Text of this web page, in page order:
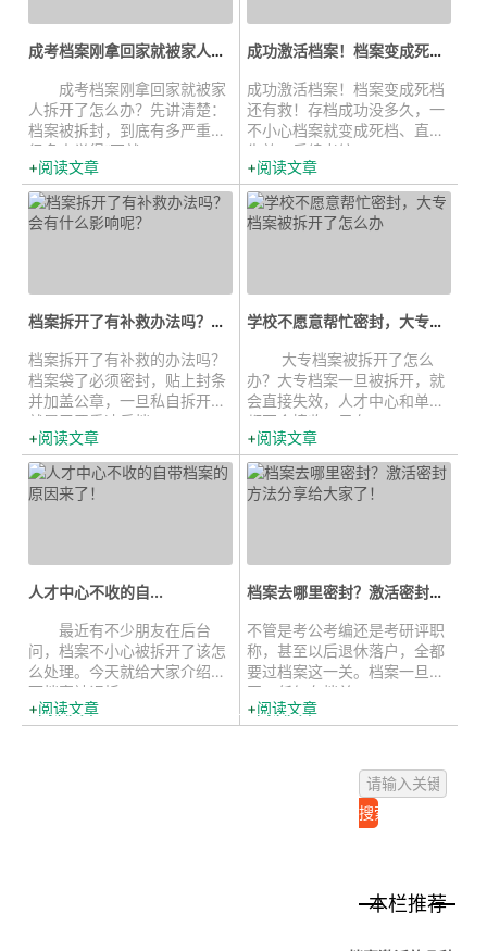
成考档案刚拿回家就被家人拆开了...
成考档案刚拿回家就被家
人拆开了怎么办？先讲清楚：
档案被拆封，到底有多严重？
很多人觉得“不就...
阅读文章
成功激活档案！档案变成死档还有救...
成功激活档案！档案变成死档
还有救！存档成功没多久，一
不小心档案就变成死档、直接
失效，后续考编、...
阅读文章
档案拆开了有补救办法吗？会有什么...
档案拆开了有补救的办法吗？
档案袋了必须密封，贴上封条
并加盖公章，一旦私自拆开，
就属于严重违反档...
阅读文章
学校不愿意帮忙密封，大专档案被拆...
大专档案被拆开了怎么
办？大专档案一旦被拆开，就
会直接失效，人才中心和单位
都不会接收。只有...
阅读文章
人才中心​​​​​​​不收的自...
最近有不少朋友在后台
问，档案不小心被拆开了该怎
么处理。今天就给大家介绍一
下档案被误拆...
阅读文章
档案去哪里密封？激活密封方法分享...
不管是考公考编还是考研评职
称，甚至以后退休落户，全都
要过档案这一关。档案一旦拆
开，任何存档单...
阅读文章
本栏推荐